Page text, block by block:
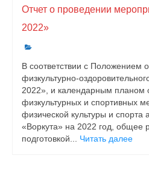
Отчет о проведении
2022»
В соответствии с Положением
физкультурно-
2022», и календарным планом
физкультурных и спортивных
физической культуры и
«Воркута» на 2022 год, общее
подготовкой... Читать далее